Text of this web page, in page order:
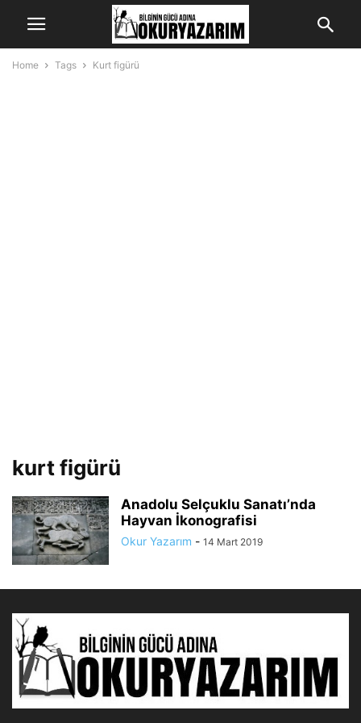
Home Tags Kurt figürü
kurt figürü
Anadolu Selçuklu Sanatı’nda
Hayvan İkonografisi
Okur Yazarım - 14 Mart 2019